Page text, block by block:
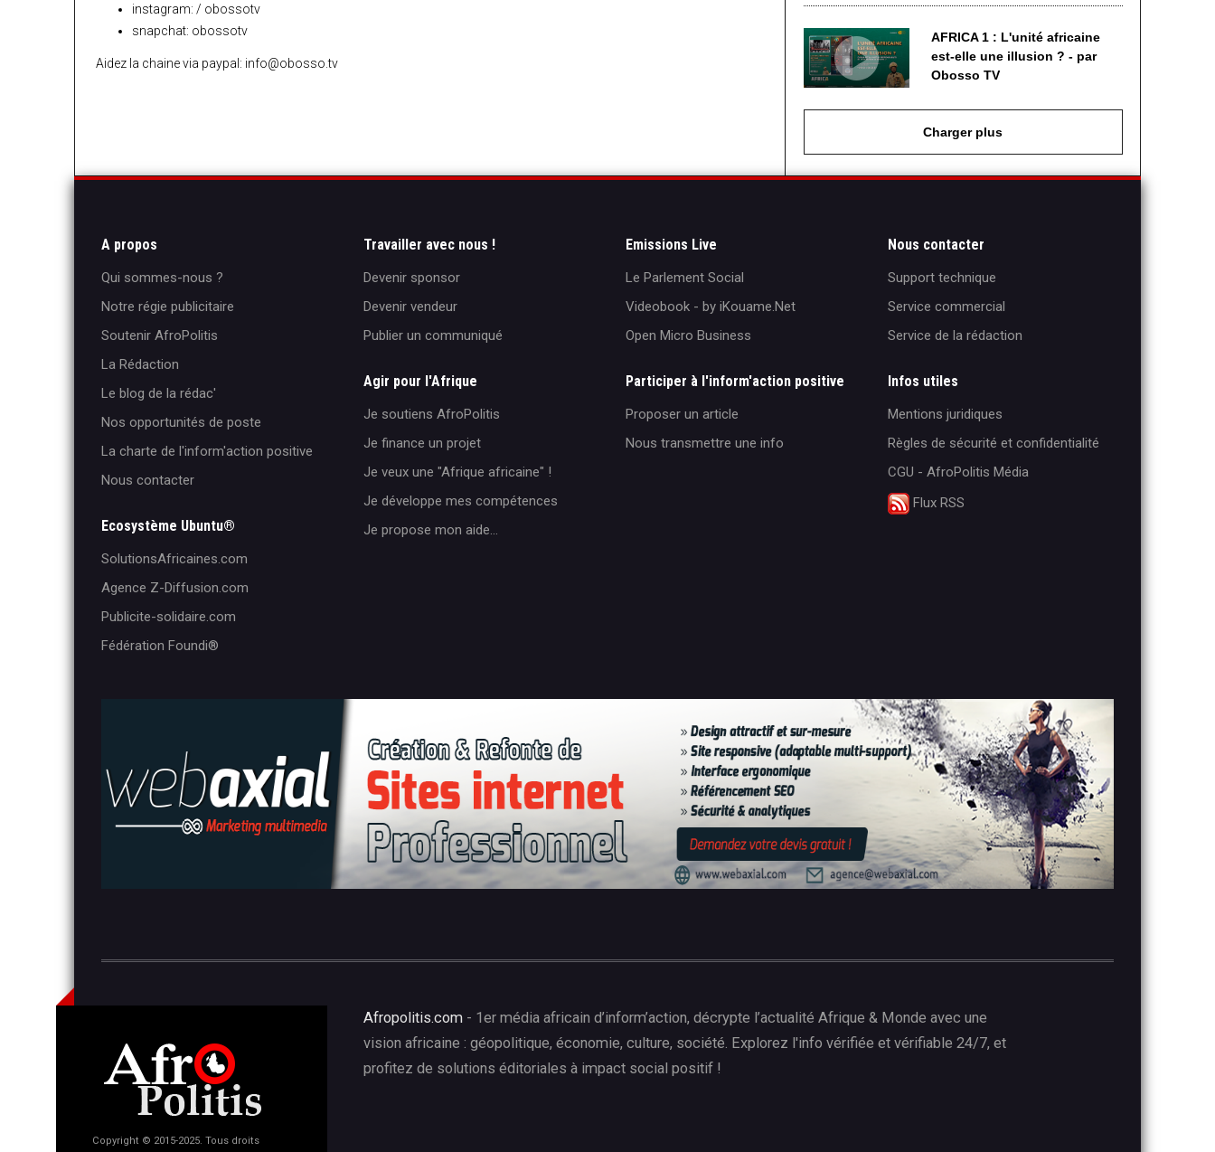
instagram: / obossotv
snapchat: obossotv
Aidez la chaine via paypal: info@obosso.tv
AFRICA 1 : L'unité africaine
est-elle une illusion ? - par
Obosso TV
Charger plus
A propos
Qui sommes-nous ?
Notre régie publicitaire
Soutenir AfroPolitis
La Rédaction
Le blog de la rédac'
Nos opportunités de poste
La charte de l'inform'action positive
Nous contacter
Ecosystème Ubuntu®
SolutionsAfricaines.com
Agence Z-Diffusion.com
Publicite-solidaire.com
Fédération Foundi®️
Travailler avec nous !
Devenir sponsor
Devenir vendeur
Publier un communiqué
Agir pour l'Afrique
Je soutiens AfroPolitis
Je finance un projet
Je veux une "Afrique africaine" !
Je développe mes compétences
Je propose mon aide...
Emissions Live
Le Parlement Social
Videobook - by iKouame.Net
Open Micro Business
Participer à l'inform'action positive
Proposer un article
Nous transmettre une info
Nous contacter
Support technique
Service commercial
Service de la rédaction
Infos utiles
Mentions juridiques
Règles de sécurité et confidentialité
CGU - AfroPolitis Média
Flux RSS
Copyright © 2015-2025. Tous droits
Afropolitis.com - 1er média africain d’inform’action, décrypte l’actualité Afrique & Monde avec une
vision africaine : géopolitique, économie, culture, société. Explorez l'info vérifiée et vérifiable 24/7, et
profitez de solutions éditoriales à impact social positif !